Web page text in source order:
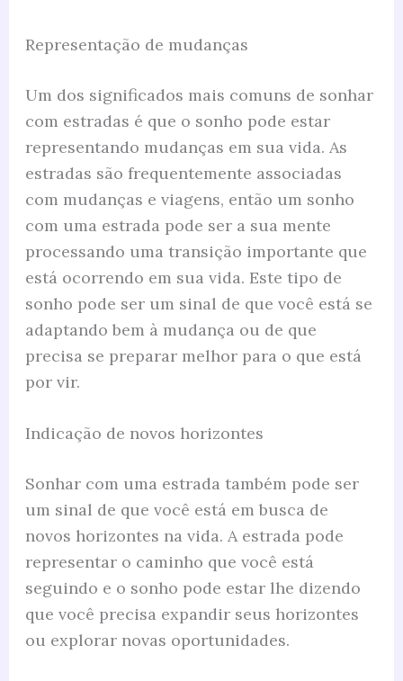
Representação de mudanças
Um dos significados mais comuns de sonhar
com estradas é que o sonho pode estar
representando mudanças em sua vida. As
estradas são frequentemente associadas
com mudanças e viagens, então um sonho
com uma estrada pode ser a sua mente
processando uma transição importante que
está ocorrendo em sua vida. Este tipo de
sonho pode ser um sinal de que você está se
adaptando bem à mudança ou de que
precisa se preparar melhor para o que está
por vir.
Indicação de novos horizontes
Sonhar com uma estrada também pode ser
um sinal de que você está em busca de
novos horizontes na vida. A estrada pode
representar o caminho que você está
seguindo e o sonho pode estar lhe dizendo
que você precisa expandir seus horizontes
ou explorar novas oportunidades.